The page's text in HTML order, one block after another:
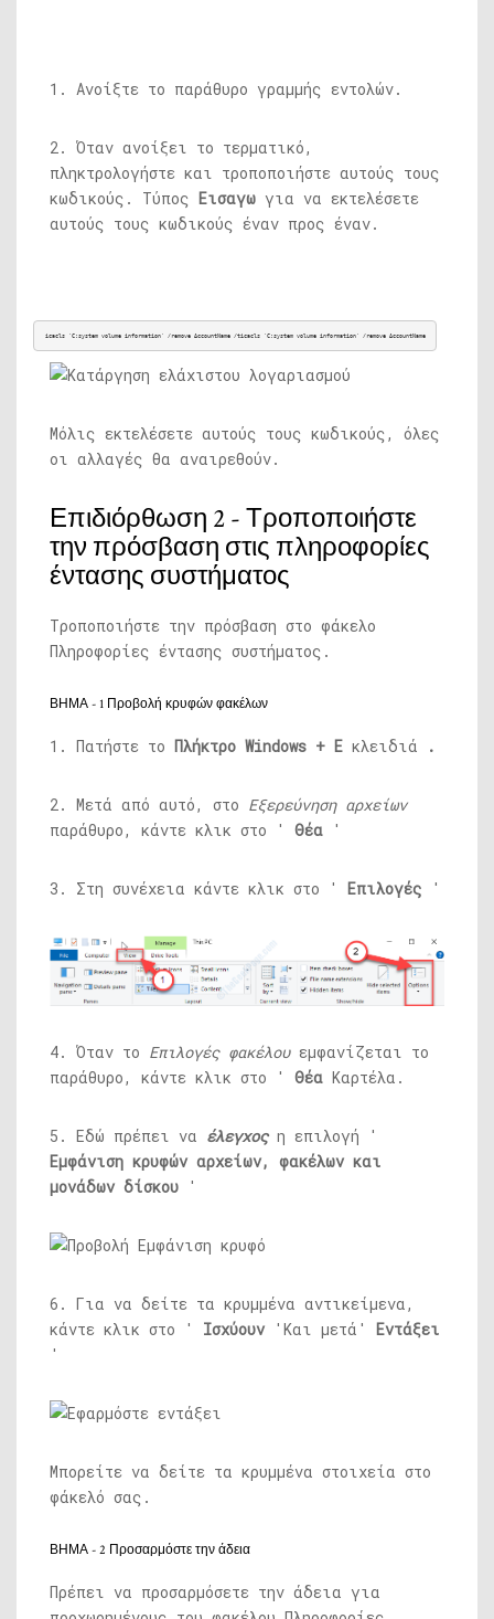
1. Ανοίξτε το παράθυρο γραμμής εντολών.
2. Όταν ανοίξει το τερματικό,
πληκτρολογήστε και τροποποιήστε αυτούς τους
κωδικούς. Τύπος Εισαγω για να εκτελέσετε
αυτούς τους κωδικούς έναν προς έναν.
icacls 'C:system volume information' /remove AccountName /ticacls 'C:system volume information' /remove AccountName
Μόλις εκτελέσετε αυτούς τους κωδικούς, όλες
οι αλλαγές θα αναιρεθούν.
Επιδιόρθωση 2 - Τροποποιήστε
την πρόσβαση στις πληροφορίες
έντασης συστήματος
Τροποποιήστε την πρόσβαση στο φάκελο
Πληροφορίες έντασης συστήματος.
ΒΗΜΑ - 1 Προβολή κρυφών φακέλων
1. Πατήστε το Πλήκτρο Windows + E κλειδιά .
2. Μετά από αυτό, στο Εξερεύνηση αρχείων
παράθυρο, κάντε κλικ στο ' Θέα '
3. Στη συνέχεια κάντε κλικ στο ' Επιλογές '
4. Όταν το Επιλογές φακέλουεμφανίζεται το
παράθυρο, κάντε κλικ στο ' Θέα Καρτέλα.
5. Εδώ πρέπει να έλεγχος η επιλογή '
Εμφάνιση κρυφών αρχείων, φακέλων και
μονάδων δίσκου '
6. Για να δείτε τα κρυμμένα αντικείμενα,
κάντε κλικ στο ' Ισχύουν 'Και μετά' Εντάξει
'
Μπορείτε να δείτε τα κρυμμένα στοιχεία στο
φάκελό σας.
ΒΗΜΑ - 2 Προσαρμόστε την άδεια
Πρέπει να προσαρμόσετε την άδεια για